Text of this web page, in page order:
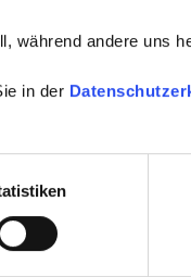
während andere uns
in der